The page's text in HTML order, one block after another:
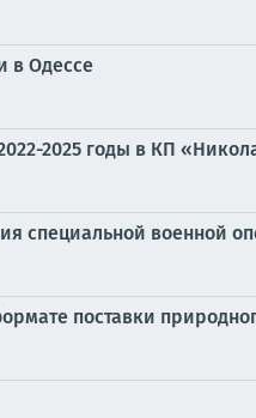
в Одессе
2025 годы в КП
военной
поставки